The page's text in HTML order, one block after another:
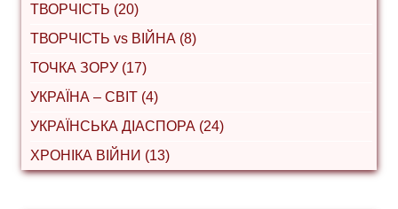
ТВОРЧІСТЬ (20)
ТВОРЧІСТЬ vs ВІЙНА (8)
ТОЧКА ЗОРУ (17)
УКРАЇНА – СВІТ (4)
УКРАЇНСЬКА ДІАСПОРА (24)
ХРОНІКА ВІЙНИ (13)